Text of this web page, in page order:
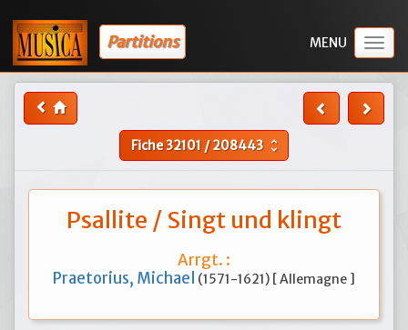
Partitions
Fiche32101 /208443 unfold_more
Psallite / Singt und klingt
Arrgt. :
Praetorius, Michael (1571-1621) [ Allemagne ]